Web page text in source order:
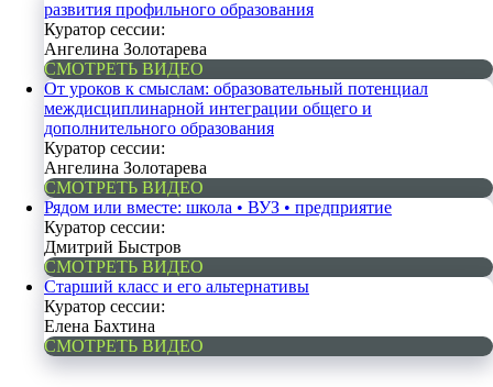
развития профильного образования
Куратор сессии:
Ангелина Золотарева
СМОТРЕТЬ ВИДЕО
От уроков к смыслам: образовательный потенциал
междисциплинарной интеграции общего и
дополнительного образования
Куратор сессии:
Ангелина Золотарева
СМОТРЕТЬ ВИДЕО
Рядом или вместе: школа • ВУЗ • предприятие
Куратор сессии:
Дмитрий Быстров
СМОТРЕТЬ ВИДЕО
Старший класс и его альтернативы
Куратор сессии:
Елена Бахтина
СМОТРЕТЬ ВИДЕО